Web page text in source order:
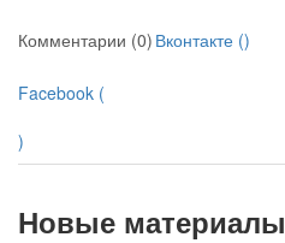
Комментарии (0) Вконтакте ()
Facebook (
)
Новые материалы